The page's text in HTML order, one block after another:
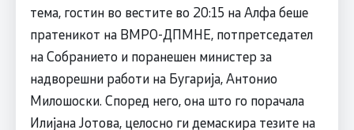
тема, гостин во вестите во 20:15 на Алфа беше
пратеникот на ВМРО-ДПМНЕ, потпретседател
на Собранието и поранешен министер за
надворешни работи на Бугарија, Антонио
Милошоски. Според него, она што го порачала
Илијана Јотова, целосно ги демаскира тезите на